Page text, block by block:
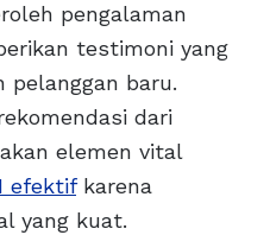
pengalaman
testimoni yang
pelanggan baru.
dari
elemen vital
efektifkarena
yang kuat.